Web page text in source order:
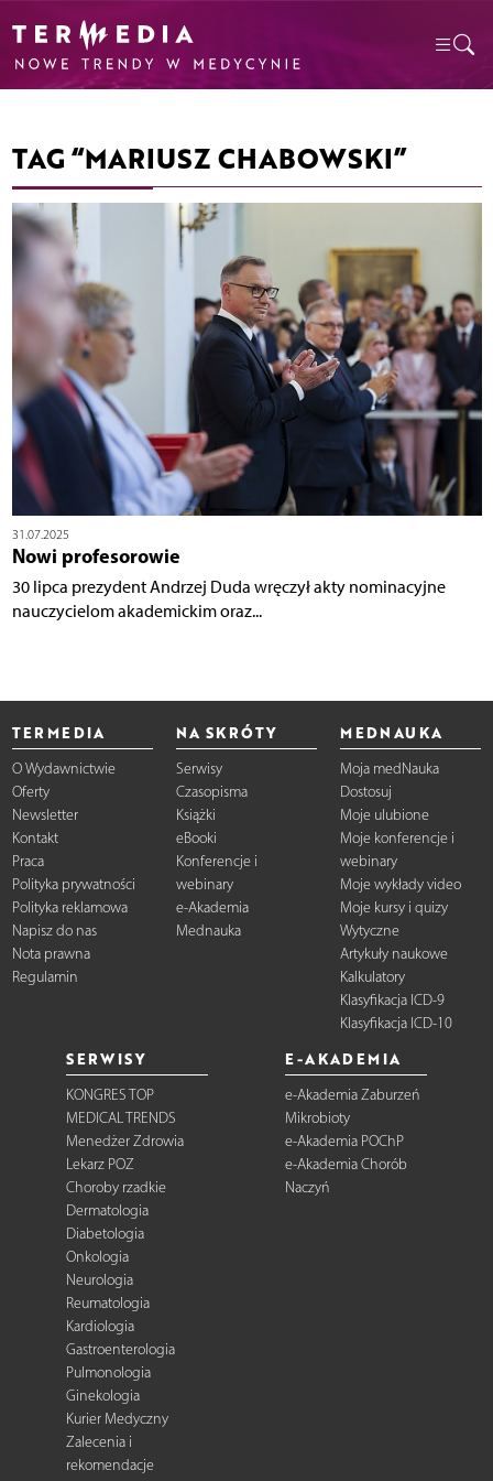
TAG “MARIUSZ CHABOWSKI”
31.07.2025
Nowi profesorowie
30 lipca prezydent Andrzej Duda wręczył akty nominacyjne
nauczycielom akademickim oraz...
TERMEDIA
O Wydawnictwie
Oferty
Newsletter
Kontakt
Praca
Polityka prywatności
Polityka reklamowa
Napisz do nas
Nota prawna
Regulamin
NA SKRÓTY
Serwisy
Czasopisma
Książki
eBooki
Konferencje i
webinary
e-Akademia
Mednauka
MEDNAUKA
Moja medNauka
Dostosuj
Moje ulubione
Moje konferencje i
webinary
Moje wykłady video
Moje kursy i quizy
Wytyczne
Artykuły naukowe
Kalkulatory
Klasyfikacja ICD-9
Klasyfikacja ICD-10
SERWISY
KONGRES TOP
MEDICAL TRENDS
Menedżer Zdrowia
Lekarz POZ
Choroby rzadkie
Dermatologia
Diabetologia
Onkologia
Neurologia
Reumatologia
Kardiologia
Gastroenterologia
Pulmonologia
Ginekologia
Kurier Medyczny
Zalecenia i
rekomendacje
E-AKADEMIA
e-Akademia Zaburzeń
Mikrobioty
e-Akademia POChP
e-Akademia Chorób
Naczyń